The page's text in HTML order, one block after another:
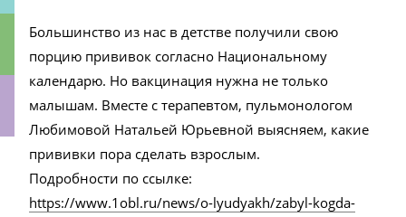
Большинство из нас в детстве получили свою
порцию прививок согласно Национальному
календарю. Но вакцинация нужна не только
малышам. Вместе с терапевтом, пульмонологом
Любимовой Натальей Юрьевной выясняем, какие
прививки пора сделать взрослым.
Подробности по ссылке:
https://www.1obl.ru/news/o-lyudyakh/zabyl-kogda-